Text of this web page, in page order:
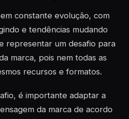
constante evolução, com
e tendências mudando
representar um desafio para
marca, pois nem todas as
recursos e formatos.
é importante adaptar a
da marca de acordo